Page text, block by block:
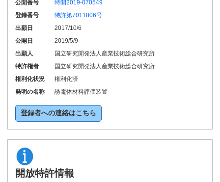
公開番号
特開2019-070549
登録番号
特許第7011806号
出願日
2017/10/6
公開日
2019/5/9
出願人
国立研究開発法人産業技術総合研究所
特許権者
国立研究開発法人産業技術総合研究所
権利化状況
権利化済
発明の名称
誘電体材料評価装置
登録者への連絡はこちら
開放特許情報